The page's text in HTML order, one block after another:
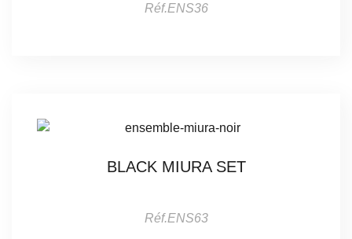
Réf.ENS36
BLACK MIURA SET
Réf.ENS63